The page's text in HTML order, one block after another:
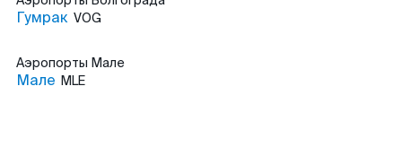
Гумрак VOG
Аэропорты Мале
Мале MLE